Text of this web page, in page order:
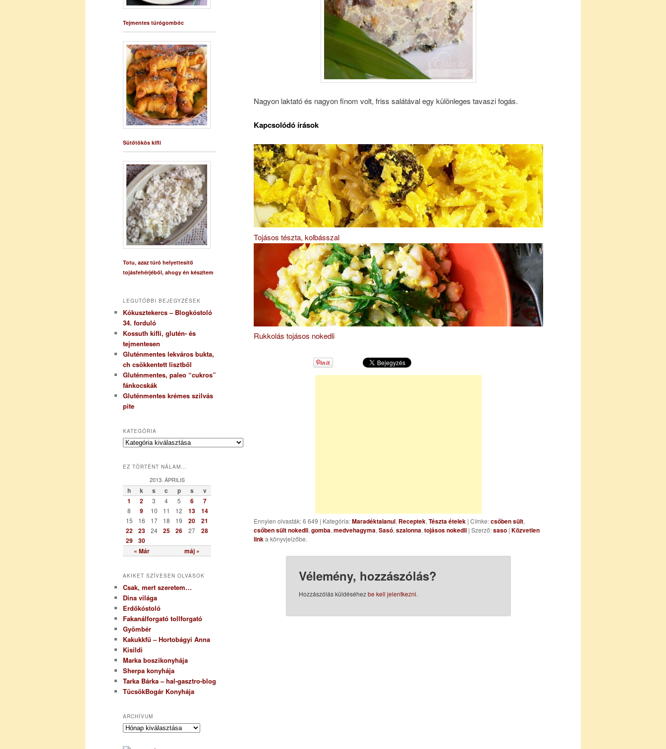
Nagyon laktató és nagyon finom volt, friss salátával egy különleges tavaszi fogás.
Kapcsolódó írások
Tojásos tészta, kolbásszal
Rukkolás tojásos nokedli
Ennyien olvasták: 6 649 | Kategória:Maradéktalanul, Receptek,Tészta ételek | Címke:csőben sült,
csőben sült nokedli,gomba,medvehagyma,Sasó,szalonna,tojásos nokedli | Szerző:saso | Közvetlen
linka könyvjelzőbe.
Vélemény, hozzászólás?
Hozzászólás küldéséhezbe kell jelentkezni.
Tejmentes túrógombóc
Sütőtökös kifli
Totu, azaz túró helyettesítő
tojásfehérjéből, ahogy én készítem
LEGUTÓBBI BEJEGYZÉSEK
Kókusztekercs – Blogkóstoló
34. forduló
Kossuth kifli, glutén- és
tejmentesen
Gluténmentes lekváros bukta,
ch csökkentett lisztből
Gluténmentes, paleo “cukros”
fánkocskák
Gluténmentes krémes szilvás
pite
KATEGÓRIA
K
e
r
EZ TÖRTÉNT NÁLAM…
2013. ÁPRILIS
h k s c p s v
« Már máj »
1 2 3 4 5 6 7
8 9 10 11 12 13 14
15 16 17 18 19 20
21
22
23 24 25 26 27
28
29
30
AKIKET SZÍVESEN OLVASOK
Csak, mert szeretem…
Dina világa
Erdőkóstoló
Fakanálforgató tollforgató
Gyömbér
Kakukkfű – Hortobágyi Anna
Kisildi
Marka boszikonyhája
Sherpa konyhája
Tarka Bárka – hal-gasztro-blog
TücsökBogár Konyhája
ARCHÍVUM
A
c